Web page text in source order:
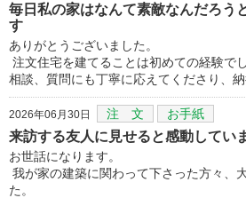
毎日私の家はなんて素敵なんだろう
す
ありがとうございました。
注文住宅を建てることは初めての経験で
相談、質問にも丁寧に応えてくださり、
2026年06月30日 注 文 お手紙
来訪する友人に見せると感動してい
お世話になります。
我が家の建築に関わって下さった方々、
た。